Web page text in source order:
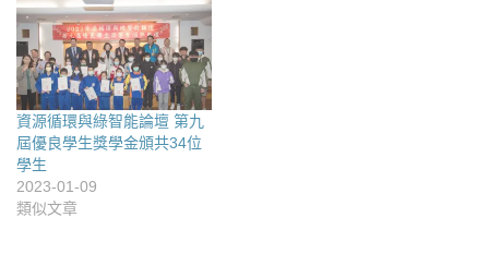
資源循環與綠智能論壇 第九
屆優良學生獎學金頒共34位
學生
2023-01-09
類似文章